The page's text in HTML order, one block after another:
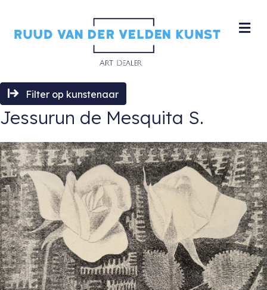
Filter op kunstenaar
Jessurun de Mesquita S.